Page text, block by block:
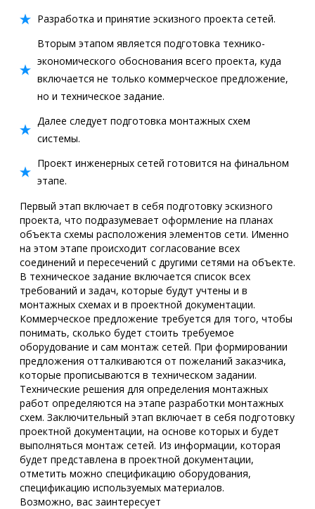
Разработка и принятие эскизного проекта сетей.
Вторым этапом является подготовка технико-
экономического обоснования всего проекта, куда
включается не только коммерческое предложение,
но и техническое задание.
Далее следует подготовка монтажных схем
системы.
Проект инженерных сетей готовится на финальном
этапе.
Первый этап включает в себя подготовку эскизного
проекта, что подразумевает оформление на планах
объекта схемы расположения элементов сети. Именно
на этом этапе происходит согласование всех
соединений и пересечений с другими сетями на объекте.
В техническое задание включается список всех
требований и задач, которые будут учтены и в
монтажных схемах и в проектной документации.
Коммерческое предложение требуется для того, чтобы
понимать, сколько будет стоить требуемое
оборудование и сам монтаж сетей. При формировании
предложения отталкиваются от пожеланий заказчика,
которые прописываются в техническом задании.
Технические решения для определения монтажных
работ определяются на этапе разработки монтажных
схем. Заключительный этап включает в себя подготовку
проектной документации, на основе которых и будет
выполняться монтаж сетей. Из информации, которая
будет представлена в проектной документации,
отметить можно спецификацию оборудования,
спецификацию используемых материалов.
Возможно, вас заинтересует